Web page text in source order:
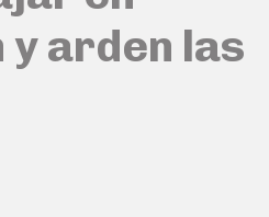
arden las